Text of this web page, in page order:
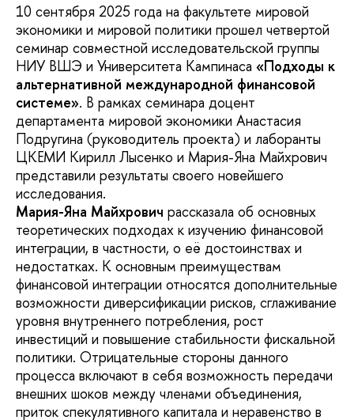
10 сентября 2025 года на факультете мировой
экономики и мировой политики прошел четвертой
семинар совместной исследовательской группы
НИУ ВШЭ и Университета Кампинаса «Подходы к
альтернативной международной финансовой
системе». В рамках семинара доцент
департамента мировой экономики Анастасия
Подругина (руководитель проекта) и лаборанты
ЦКЕМИ Кирилл Лысенко и Мария-Яна Майхрович
представили результаты своего новейшего
исследования.
Мария-Яна Майхрович рассказала об основных
теоретических подходах к изучению финансовой
интеграции, в частности, о её достоинствах и
недостатках. К основным преимуществам
финансовой интеграции относятся дополнительные
возможности диверсификации рисков, сглаживание
уровня внутреннего потребления, рост
инвестиций и повышение стабильности фискальной
политики. Отрицательные стороны данного
процесса включают в себя возможность передачи
внешних шоков между членами объединения,
приток спекулятивного капитала и неравенство в